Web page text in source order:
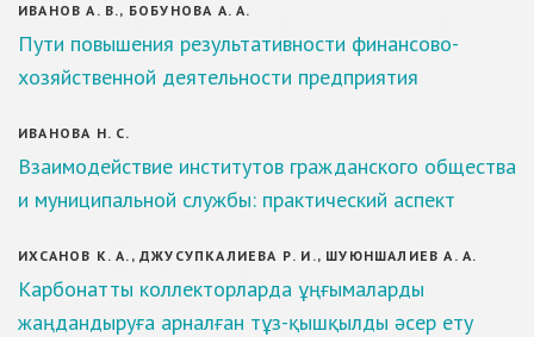
ИВАНОВ А. В., БОБУНОВА А. А.
Пути повышения результативности финансово-
хозяйственной деятельности предприятия
ИВАНОВА Н. С.
Взаимодействие институтов гражданского общества
и муниципальной службы: практический аспект
ИХСАНОВ К. А., ДЖУСУПКАЛИЕВА Р. И., ШУЮНШАЛИЕВ А. А.
Карбонатты коллекторларда ұңғымаларды
жаңдандыруға арналған тұз-қышқылды әсер ету